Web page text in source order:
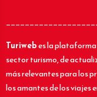
Turiwebes la
sector turismo, de
más relevantes para los
los amantes de los viajes